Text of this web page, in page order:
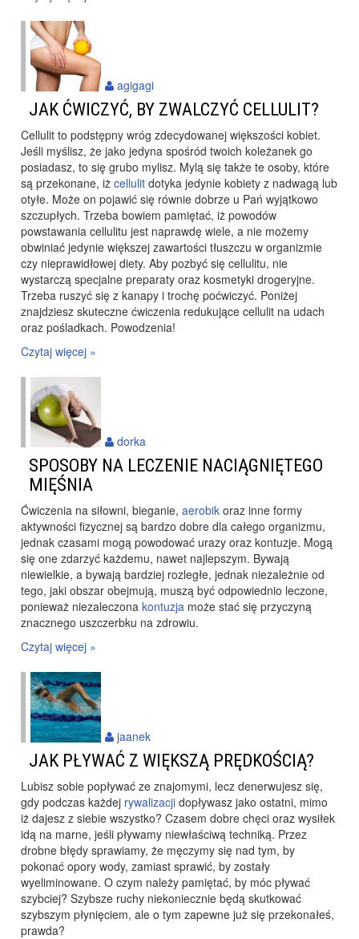
JAK ĆWICZYĆ, BY ZWALCZYĆ CELLULIT?
Cellulit to podstępny wróg zdecydowanej większości kobiet.
Jeśli myślisz, że jako jedyna spośród twoich koleżanek go
posiadasz, to się grubo mylisz. Mylą się także te osoby, które
są przekonane, iż cellulit dotyka jedynie kobiety z nadwagą lub
otyłe. Może on pojawić się równie dobrze u Pań wyjątkowo
szczupłych. Trzeba bowiem pamiętać, iż powodów
powstawania cellulitu jest naprawdę wiele, a nie możemy
obwiniać jedynie większej zawartości tłuszczu w organizmie
czy nieprawidłowej diety. Aby pozbyć się cellulitu, nie
wystarczą specjalne preparaty oraz kosmetyki drogeryjne.
Trzeba ruszyć się z kanapy i trochę poćwiczyć. Poniżej
znajdziesz skuteczne ćwiczenia redukujące cellulit na udach
oraz pośladkach. Powodzenia!
Czytaj więcej »
agigagi
SPOSOBY NA LECZENIE NACIĄGNIĘTEGO
MIĘŚNIA
Ćwiczenia na siłowni, bieganie, aerobik oraz inne formy
aktywności fizycznej są bardzo dobre dla całego organizmu,
jednak czasami mogą powodować urazy oraz kontuzje. Mogą
się one zdarzyć każdemu, nawet najlepszym. Bywają
niewielkie, a bywają bardziej rozległe, jednak niezależnie od
tego, jaki obszar obejmują, muszą być odpowiednio leczone,
ponieważ niezaleczona kontuzja może stać się przyczyną
znacznego uszczerbku na zdrowiu.
Czytaj więcej »
dorka
JAK PŁYWAĆ Z WIĘKSZĄ PRĘDKOŚCIĄ?
Lubisz sobie popływać ze znajomymi, lecz denerwujesz się,
gdy podczas każdej rywalizacji dopływasz jako ostatni, mimo
iż dajesz z siebie wszystko? Czasem dobre chęci oraz wysiłek
idą na marne, jeśli pływamy niewłaściwą techniką. Przez
drobne błędy sprawiamy, że męczymy się nad tym, by
pokonać opory wody, zamiast sprawić, by zostały
wyeliminowane. O czym należy pamiętać, by móc pływać
szybciej? Szybsze ruchy niekoniecznie będą skutkować
szybszym płynięciem, ale o tym zapewne już się przekonałeś,
prawda?
jaanek